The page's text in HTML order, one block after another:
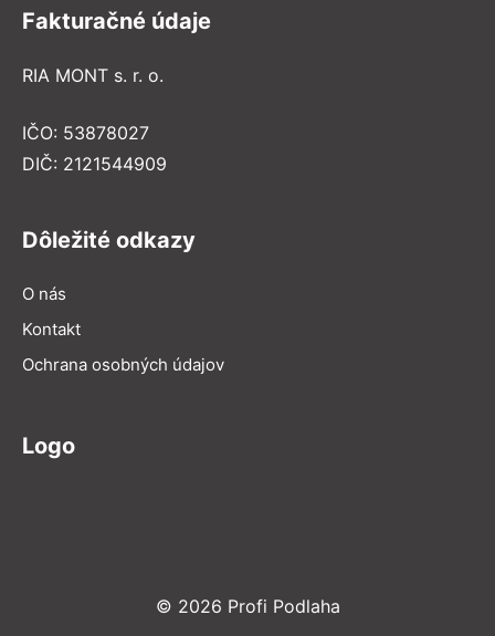
Fakturačné údaje
RIA MONT s. r. o.
IČO: 53878027
DIČ: 2121544909
Dôležité odkazy
O nás
Kontakt
Ochrana osobných údajov
Logo
© 2026 Profi Podlaha